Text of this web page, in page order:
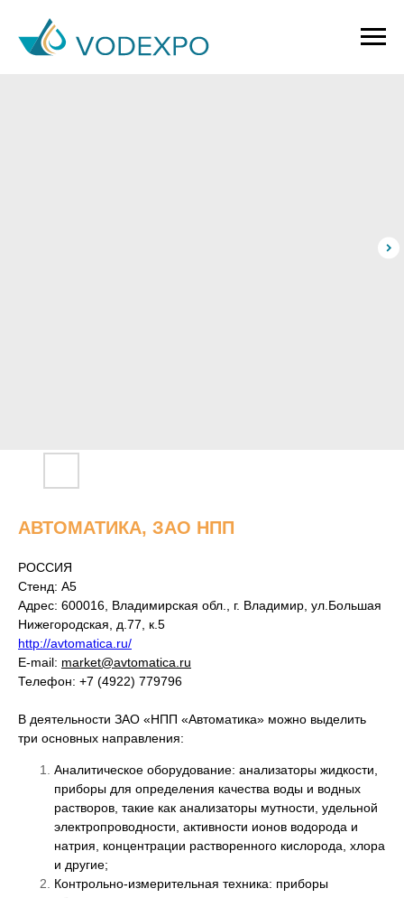
АВТОМАТИКА, ЗАО НПП
РОССИЯ
Стенд: A5
Адрес: 600016, Владимирская обл., г. Владимир, ул.Большая
Нижегородская, д.77, к.5
http://avtomatica.ru/
E-mail: market@avtomatica.ru
Телефон: +7 (4922) 779796
В деятельности ЗАО «НПП «Автоматика» можно выделить
три основных направления:
Аналитическое оборудование: анализаторы жидкости,
приборы для определения качества воды и водных
растворов, такие как анализаторы мутности, удельной
электропроводности, активности ионов водорода и
натрия, концентрации растворенного кислорода, хлора
и другие;
Контрольно-измерительная техника: приборы